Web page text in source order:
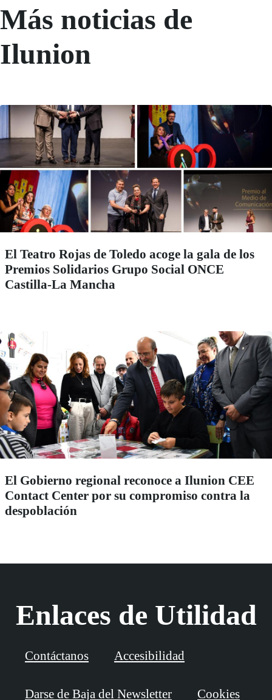
Más noticias de
Ilunion
El Teatro Rojas de Toledo acoge la gala de los
Premios Solidarios Grupo Social ONCE
Castilla-La Mancha
El Gobierno regional reconoce a Ilunion CEE
Contact Center por su compromiso contra la
despoblación
Enlaces de Utilidad
Contáctanos Accesibilidad
Darse de Baja del Newsletter Cookies